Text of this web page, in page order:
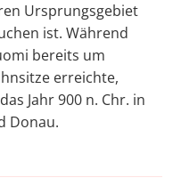
Ursprungsgebiet
ist. Während
bereits um
erreichte,
Jahr 900 n. Chr. in
Donau.